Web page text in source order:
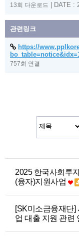
13회 다운로드 DATE :
관련링크
https://
757회 연결
2025 한국사회투
(융자)지원사업
[SK미소금융재단]
업 대출 지원 관련